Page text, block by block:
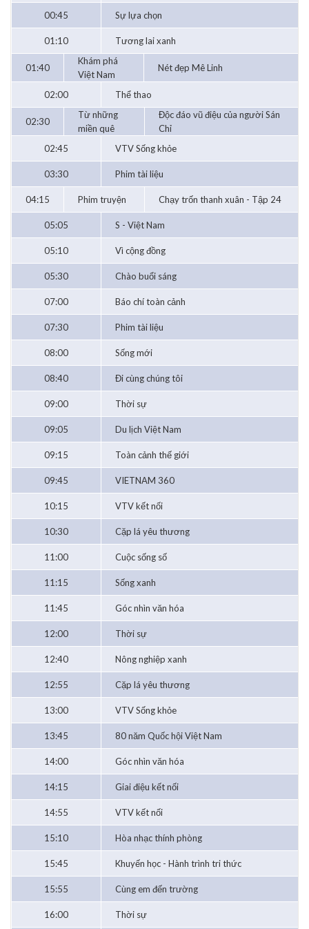
00:45 Sự lựa chọn
01:10 Tương lai xanh
01:40
Khám phá
Việt Nam
Nét đẹp Mê Linh
02:00 Thể thao
02:30
Từ những
miền quê
Độc đáo vũ điệu của người Sán
Chỉ
02:45
VTV Sống khỏe
03:30 Phim tài liệu
04:15 Phim truyện Chạy trốn thanh xuân - Tập 24
05:05 S - Việt Nam
05:10 Vì cộng đồng
05:30 Chào buổi sáng
07:00 Báo chí toàn cảnh
07:30 Phim tài liệu
08:00 Sống mới
08:40 Đi cùng chúng tôi
09:00 Thời sự
09:05 Du lịch Việt Nam
09:15 Toàn cảnh thế giới
09:45 VIETNAM 360
10:15 VTV kết nối
10:30 Cặp lá yêu thương
11:00 Cuộc sống số
11:15 Sống xanh
11:45 Góc nhìn văn hóa
12:00 Thời sự
12:40 Nông nghiệp xanh
12:55 Cặp lá yêu thương
13:00 VTV Sống khỏe
13:45 80 năm Quốc hội Việt Nam
14:00 Góc nhìn văn hóa
14:15 Giai điệu kết nối
14:55 VTV kết nối
15:10 Hòa nhạc thính phòng
15:45 Khuyến học - Hành trình tri thức
15:55 Cùng em đến trường
16:00 Thời sự